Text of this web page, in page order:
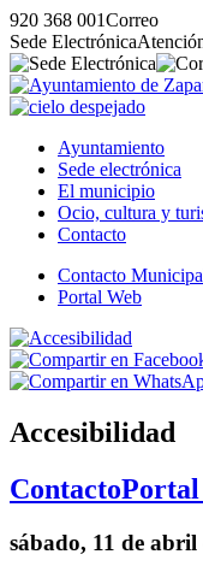
920 368 001Correo
Sede Electrónica
Ayuntamiento
Sede electrónica
El municipio
Ocio, cultura y
Contacto
Contacto
Portal Web
Accesibilidad
ContactoPortal
sábado, 11 de abril